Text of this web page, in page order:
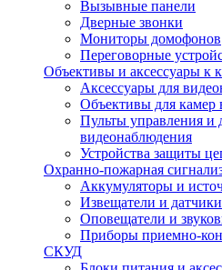
Вызывные панели
Дверные звонки
Мониторы домофонов
Переговорные
Объективы и аксессуары к
Аксессуары для
Объективы для камер
Пульты управления и
видеонаблюдения
Устройства защиты
Охранно-пожарная
Аккумуляторы и
Извещатели и датчики
Оповещатели и
Приборы приемно-
СКУД